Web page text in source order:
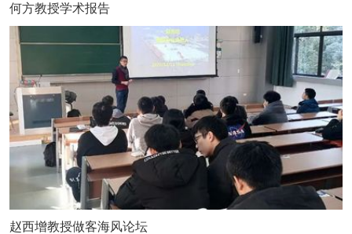
何方教授学术报告
赵西增教授做客海风论坛